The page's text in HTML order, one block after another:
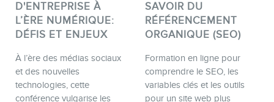
D'ENTREPRISE À
L’ÈRE NUMÉRIQUE:
DÉFIS ET ENJEUX
À l’ère des médias sociaux
et des nouvelles
technologies, cette
conférence vulgarise les
SAVOIR DU
RÉFÉRENCEMENT
ORGANIQUE (SEO)
Formation en ligne pour
comprendre le SEO, les
variables clés et les outils
pour un site web plus